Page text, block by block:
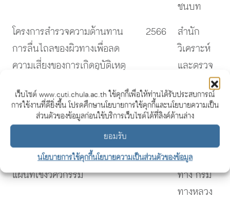
เว็บไซต์ www.cuti.chula.ac.th ใช้คุกกี้เพื่อให้ท่านได้รับประสบการณ์
การใช้งานที่ดียิ่งขึ้น โปรดศึกษานโยบายการใช้คุกกี้และนโยบายความเป็น
ส่วนตัวของข้อมูลก่อนใช้บริการเว็บไซต์ได้ที่ลิงค์ด้านล่าง
ยอมรับ
นโยบายการใช้คุกกี้นโยบายความเป็นส่วนตัวของข้อมูล
ชนบท
โครงการสำรวจความต้านทาน
การลื่นไถลของผิวทางเพื่อลด
ความเสี่ยงของการเกิดอุบัติเหตุ
และพื้นที่จุดเสี่ยงอันตราย
2566
สำนัก
วิเคราะห์
และตรวจ
สอบ กรม
ทางหลวง
โครงการข้อมูลจากอากาศยานไร้
คนขับเพื่อตรวจติดตามข้อมูล
ปริมาณจราจรและการจัดทำ
แผนที่เชิงวิศวกรรม
2566
สำนักวิจัย
พัฒนางาน
ทาง กรม
ทางหลวง